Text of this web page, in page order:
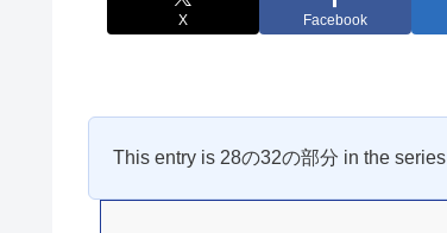
X Facebook
This entry is 28の32の部分 in the series